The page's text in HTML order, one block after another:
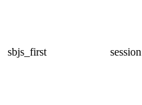
sbjs_first session